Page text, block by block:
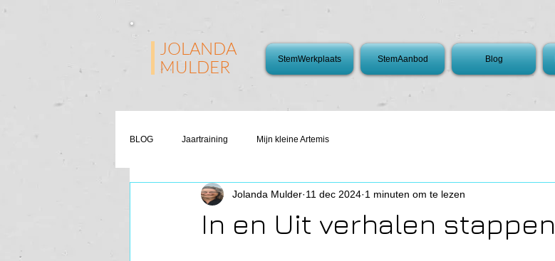
JOLANDA
MULDER
StemWerkplaats StemAanbod Blog
BLOG Jaartraining Mijn kleine Artemis
In en Uit verhalen stappen
Jolanda Mulder 11 dec 2024 1 minuten om te lezen